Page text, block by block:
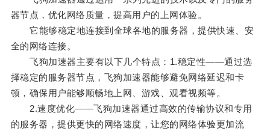
器节点，优化网络质量，提高用户的上网体验。
它能够稳定地连接到全球各地的服务器，提供快速、安
全的网络连接。
飞狗加速器主要有以下几个特点：1.稳定性——通过选
择稳定的服务器节点，飞狗加速器能够避免网络延迟和卡
顿，确保用户能够顺畅地上网、游戏、观看视频等。
2.速度优化——飞狗加速器通过高效的传输协议和专用
的服务器，提供更快的网络速度，让您的网络体验更加流